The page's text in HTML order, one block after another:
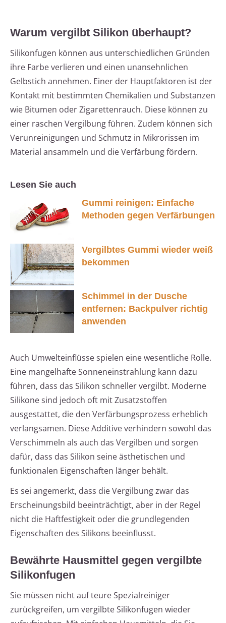
Warum vergilbt Silikon überhaupt?
Silikonfugen können aus unterschiedlichen Gründen
ihre Farbe verlieren und einen unansehnlichen
Gelbstich annehmen. Einer der Hauptfaktoren ist der
Kontakt mit bestimmten Chemikalien und Substanzen
wie Bitumen oder Zigarettenrauch. Diese können zu
einer raschen Vergilbung führen. Zudem können sich
Verunreinigungen und Schmutz in Mikrorissen im
Material ansammeln und die Verfärbung fördern.
Lesen Sie auch
Gummi reinigen: Einfache
Methoden gegen Verfärbungen
Vergilbtes Gummi wieder weiß
bekommen
Schimmel in der Dusche
entfernen: Backpulver richtig
anwenden
Auch Umwelteinflüsse spielen eine wesentliche Rolle.
Eine mangelhafte Sonneneinstrahlung kann dazu
führen, dass das Silikon schneller vergilbt. Moderne
Silikone sind jedoch oft mit Zusatzstoffen
ausgestattet, die den Verfärbungsprozess erheblich
verlangsamen. Diese Additive verhindern sowohl das
Verschimmeln als auch das Vergilben und sorgen
dafür, dass das Silikon seine ästhetischen und
funktionalen Eigenschaften länger behält.
Es sei angemerkt, dass die Vergilbung zwar das
Erscheinungsbild beeinträchtigt, aber in der Regel
nicht die Haftfestigkeit oder die grundlegenden
Eigenschaften des Silikons beeinflusst.
Bewährte Hausmittel gegen vergilbte
Silikonfugen
Sie müssen nicht auf teure Spezialreiniger
zurückgreifen, um vergilbte Silikonfugen wieder